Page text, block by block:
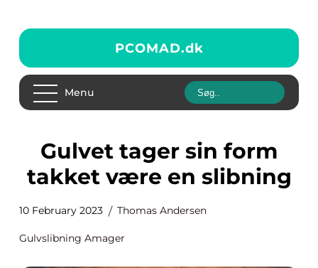
PCOMAD.dk
Menu
Gulvet tager sin form
takket være en slibning
10 February 2023 Thomas Andersen
Gulvslibning Amager